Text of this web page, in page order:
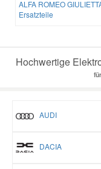
ALFA ROMEO
Ersatzteile
Hochwertige
AUDI
DACIA